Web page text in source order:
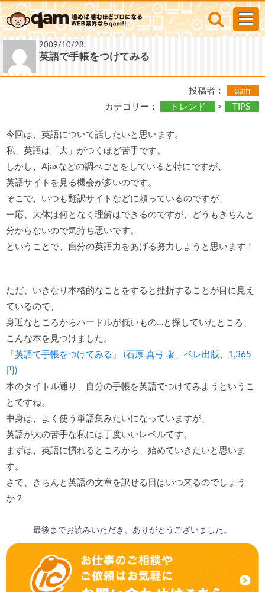
2009/10/28
英語で手帳をつけてみる
投稿者：
qam
カテゴリー：
トレンド > TIPS
今回は、英語について話したいと思います。
私、英語は「大」がつくほど苦手です。
しかし、Ajaxなどの調べごとをしていると特にですが、
英語サイトを見る機会が多いのです。
そこで、いつも翻訳サイトなどに頼っているのですが、
一応、大体は何となく理解はできるのですが、どうもきちんと
分からないので気持ち悪いです。
ということで、自分の英語力をあげる努力しようと思います！
ただ、いきなり本格的なことをすると挫折することが目に見え
ているので、
身近なところからハードルが低いもの…と探していたところ、
こんな本を見つけました。
『英語で手帳をつけてみる』 (石原 真弓 著、ベレ出版、1,365
円)
本のタイトル通り、自分の手帳を英語でつけてみようというこ
とですね。
中身は、よく使う単語集みたいになっていますが、
英語が大の苦手な私には丁度いいレベルです。
まずは、英語に慣れるところから、始めていきたいと思いま
す。
さて、きちんと英語の文章を訳せる日はいつ来るのでしょう
か？
最後までお読みいただき、ありがとうございました。